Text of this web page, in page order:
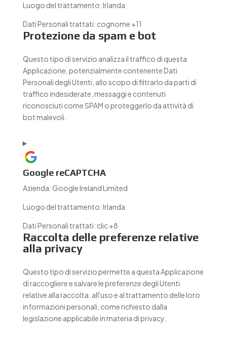
Luogo del trattamento:Irlanda
Dati Personali trattati: cognome +11
Protezione da spam e bot
Questo tipo di servizio analizza il traffico di questa
Applicazione, potenzialmente contenente Dati
Personali degli Utenti, allo scopo di filtrarlo da parti di
traffico indesiderate, messaggi e contenuti
riconosciuti come SPAM o proteggerlo da attività di
bot malevoli.
Google reCAPTCHA
Azienda: Google Ireland Limited
Luogo del trattamento:Irlanda
Dati Personali trattati: clic +8
Raccolta delle preferenze relative
alla privacy
Questo tipo di servizio permette a questa Applicazione
di raccogliere e salvare le preferenze degli Utenti
relative alla raccolta, all'uso e al trattamento delle loro
informazioni personali, come richiesto dalla
legislazione applicabile in materia di privacy.